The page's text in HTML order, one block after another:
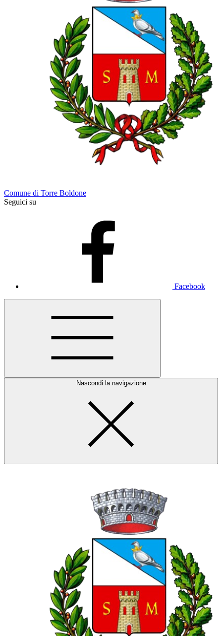
Comune di Torre Boldone
Seguici su
Facebook
Nascondi la navigazione